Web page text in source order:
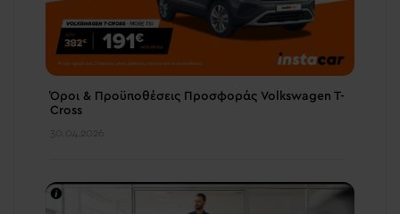
Όροι & Προϋποθέσεις Προσφοράς Volkswagen T-
Cross
30.04.2026